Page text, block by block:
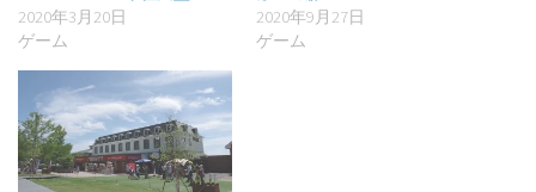
2020年3月20日
ゲーム
2020年9月27日
ゲーム